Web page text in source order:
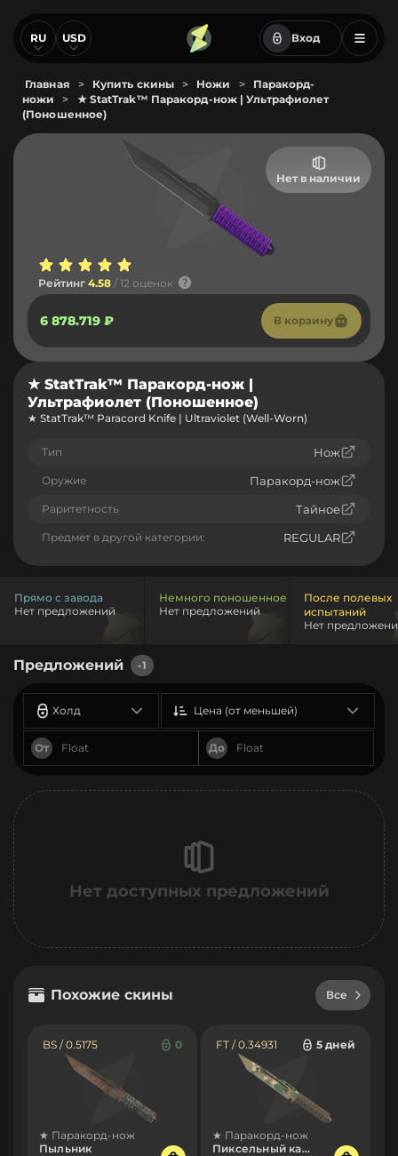
RU USD Вход
Главная > Купить скины > Ножи >
Паракорд-
ножи
>
★ StatTrak™ Паракорд-нож | Ультрафиолет
(Поношенное)
Нет в наличии
Рейтинг 4.58 / 12 оценок
6 878.719 ₽ В корзину
★ StatTrak™ Паракорд-нож |
Ультрафиолет (Поношенное)
★ StatTrak™ Paracord Knife | Ultraviolet (Well-Worn)
Тип Нож
Оружие Паракорд-нож
Раритетность Тайное
Предмет в другой категории: REGULAR
Прямо с завода
Нет предложений
Немного поношенное
Нет предложений
После полевых
испытаний
Нет
Предложений -1
Холд
От До
Цена (от меньшей)
Нет доступных предложений
Похожие скины Все
BS / 0.5175 0
★ Паракорд-нож
Пыльник
FT / 0.34931 5 дней
★ Паракорд-нож
Пиксельный камуфляж «Лес»